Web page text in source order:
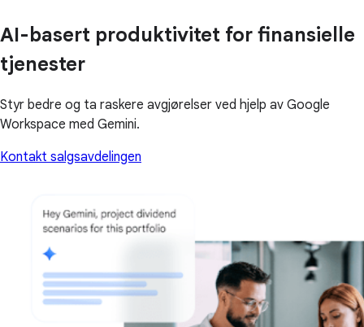
AI-basert produktivitet for finansielle
tjenester
Styr bedre og ta raskere avgjørelser ved hjelp av Google
Workspace med Gemini.
Kontakt salgsavdelingen